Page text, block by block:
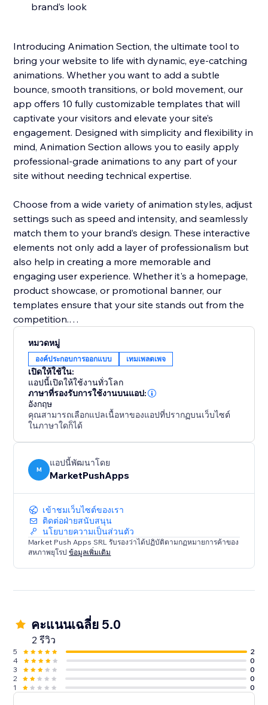
brand’s look
Introducing Animation Section, the ultimate tool to
bring your website to life with dynamic, eye-catching
animations. Whether you want to add a subtle
bounce, smooth transitions, or bold movement, our
app offers 10 fully customizable templates that will
captivate your visitors and elevate your site’s
engagement. Designed with simplicity and flexibility in
mind, Animation Section allows you to easily apply
professional-grade animations to any part of your
site without needing technical expertise.
Choose from a wide variety of animation styles, adjust
settings such as speed and intensity, and seamlessly
match them to your brand’s design. These interactive
elements not only add a layer of professionalism but
also help in creating a more memorable and
engaging user experience. Whether it's a homepage,
product showcase, or promotional banner, our
templates ensure that your site stands out from the
competition.
Boost user interaction, reduce bounce rates, and
make your website more vibrant with Animation
Section. It’s the easiest way to add movement and
make your site modern and engaging.
หมวดหมู่
องค์ประกอบการออกแบบ เทมเพลตเพจ
เปิดให้ใช้ใน:
แอปนี้เปิดให้ใช้งานทั่วโลก
ภาษาที่รองรับการใช้งานบนแอป:
อังกฤษ
คุณสามารถเลือกแปลเนื้อหาของแอปที่ปรากฏบนเว็บไซต์
ในภาษาใดก็ได้
M
แอปนี้พัฒนาโดย
MarketPushApps
เข้าชมเว็บไซต์ของเรา
ติดต่อฝ่ายสนับสนุน
นโยบายความเป็นส่วนตัว
Market Push Apps SRL รับรองว่าได้ปฏิบัติตามกฏหมายการค้าของ
สหภาพยุโรปข้อมูลเพิ่มเติม
คะแนนเฉลี่ย 5.0
2 รีวิว
5
2
4
0
3
0
2
0
1
0